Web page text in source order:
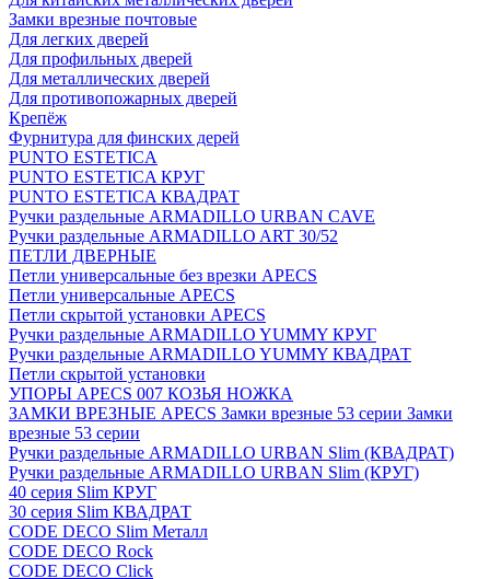
Замки врезные почтовые
Для легких дверей
Для профильных дверей
Для металлических дверей
Для противопожарных дверей
Крепёж
Фурнитура для финских дерей
PUNTO ESTETICA
PUNTO ESTETICA КРУГ
PUNTO ESTETICA КВАДРАТ
Ручки раздельные ARMADILLO URBAN CAVE
Ручки раздельные ARMADILLO ART 30/52
ПЕТЛИ ДВЕРНЫЕ
Петли универсальные без врезки APECS
Петли универсальные APECS
Петли скрытой установки APECS
Ручки раздельные ARMADILLO YUMMY КРУГ
Ручки раздельные ARMADILLO YUMMY КВАДРАТ
Петли скрытой установки
УПОРЫ APECS 007 КОЗЬЯ НОЖКА
ЗАМКИ ВРЕЗНЫЕ APECS Замки врезные 53 серии Замки
врезные 53 серии
Ручки раздельные ARMADILLO URBAN Slim (КВАДРАТ)
Ручки раздельные ARMADILLO URBAN Slim (КРУГ)
40 серия Slim КРУГ
30 серия Slim КВАДРАТ
CODE DECO Slim Металл
CODE DECO Rock
CODE DECO Click